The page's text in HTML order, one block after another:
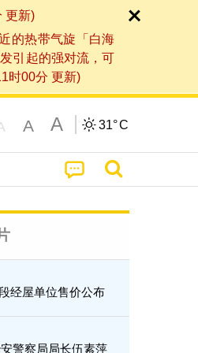
更新)
的热带气旋「白海
引起的强对流，可
时00分 更新)
A A 31°C
经屋单位售价公布
警察局局长伍素萍